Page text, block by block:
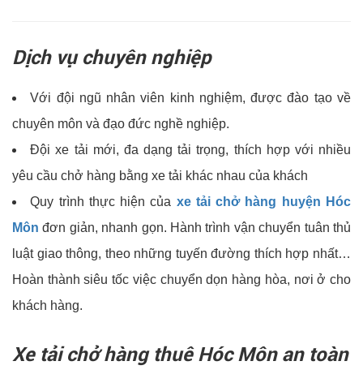
Dịch vụ chuyên nghiệp
Với đội ngũ nhân viên kinh nghiệm, được đào tạo về
chuyên môn và đạo đức nghề nghiệp.
Đội xe tải mới, đa dạng tải trọng, thích hợp với nhiều
yêu cầu chở hàng bằng xe tải khác nhau của khách
Quy trình thực hiện của xe tải chở hàng huyện Hóc
Môn đơn giản, nhanh gọn. Hành trình vận chuyển tuân thủ
luật giao thông, theo những tuyến đường thích hợp nhất…
Hoàn thành siêu tốc việc chuyển dọn hàng hòa, nơi ở cho
khách hàng.
Xe tải chở hàng thuê Hóc Môn an toàn